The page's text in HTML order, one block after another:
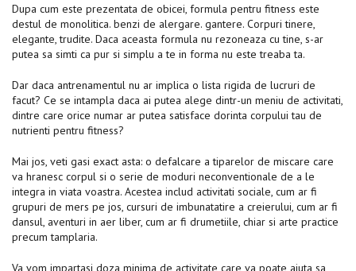
Dupa cum este prezentata de obicei, formula pentru fitness este
destul de monolitica. benzi de alergare. gantere. Corpuri tinere,
elegante, trudite. Daca aceasta formula nu rezoneaza cu tine, s-ar
putea sa simti ca pur si simplu a te in forma nu este treaba ta.
Dar daca antrenamentul nu ar implica o lista rigida de lucruri de
facut? Ce se intampla daca ai putea alege dintr-un meniu de activitati,
dintre care orice numar ar putea satisface dorinta corpului tau de
nutrienti pentru fitness?
Mai jos, veti gasi exact asta: o defalcare a tiparelor de miscare care
va hranesc corpul si o serie de moduri neconventionale de a le
integra in viata voastra. Acestea includ activitati sociale, cum ar fi
grupuri de mers pe jos, cursuri de imbunatatire a creierului, cum ar fi
dansul, aventuri in aer liber, cum ar fi drumetiile, chiar si arte practice
precum tamplaria.
Va vom impartasi doza minima de activitate care va poate ajuta sa